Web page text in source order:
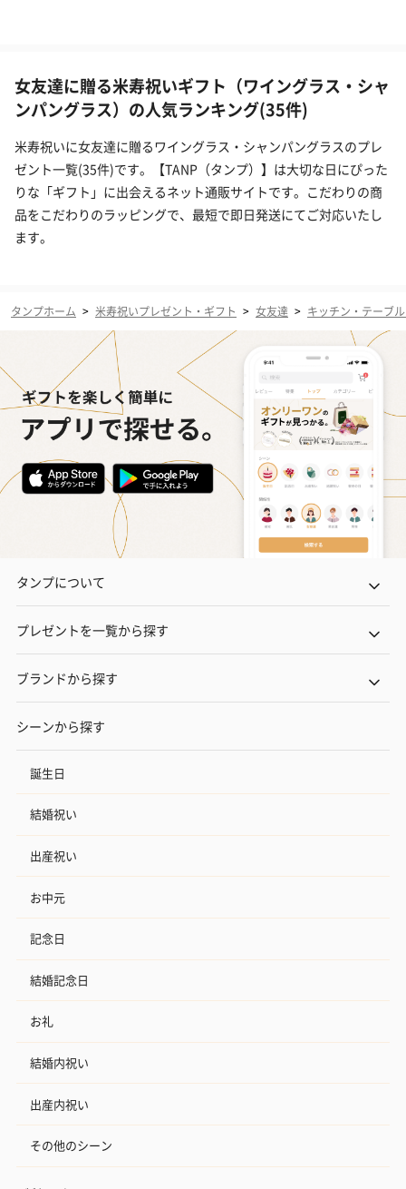
女友達に贈る米寿祝いギフト（ワイングラス・シャ
ンパングラス）の人気ランキング(35件)
米寿祝いに女友達に贈るワイングラス・シャンパングラスのプレ
ゼント一覧(35件)です。【TANP（タンプ）】は大切な日にぴった
りな「ギフト」に出会えるネット通販サイトです。こだわりの商
品をこだわりのラッピングで、最短で即日発送にてご対応いたし
ます。
タンプホーム > 米寿祝いプレゼント・ギフト > 女友達 > キッチン・テーブ
タンプについて
プレゼントを一覧から探す
ブランドから探す
シーンから探す
誕生日
結婚祝い
出産祝い
お中元
記念日
結婚記念日
お礼
結婚内祝い
出産内祝い
その他のシーン